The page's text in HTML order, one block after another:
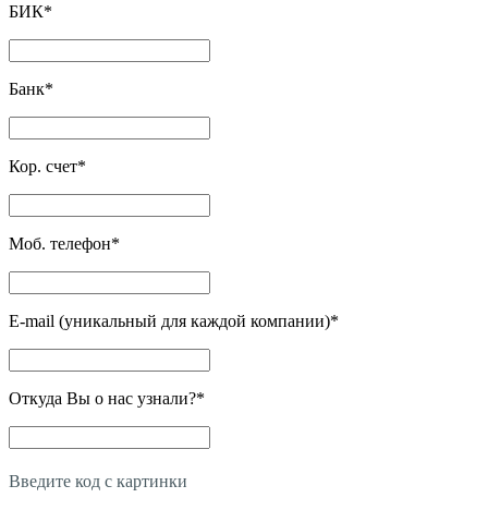
БИК*
Банк*
Кор. счет*
Моб. телефон*
E-mail (уникальный для каждой компании)*
Откуда Вы о нас узнали?*
Введите код с картинки